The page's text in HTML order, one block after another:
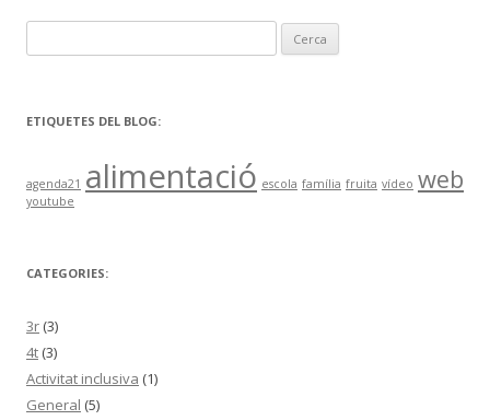
e
c
ETIQUETES DEL BLOG:
agenda21 alimentació escola família fruita vídeo web
youtube
CATEGORIES:
3r (3)
4t (3)
Activitat inclusiva (1)
General (5)